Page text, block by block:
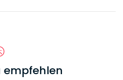
empfehlen